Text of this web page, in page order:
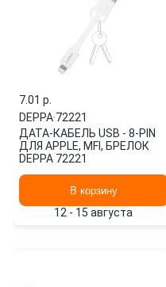
7.01 p.
DEPPA·72221
ДАТА-КАБЕЛЬ USB - 8-PIN
ДЛЯ APPLE, MFI, БРЕЛОК
DEPPA 72221
В корзину
12 - 15 августа